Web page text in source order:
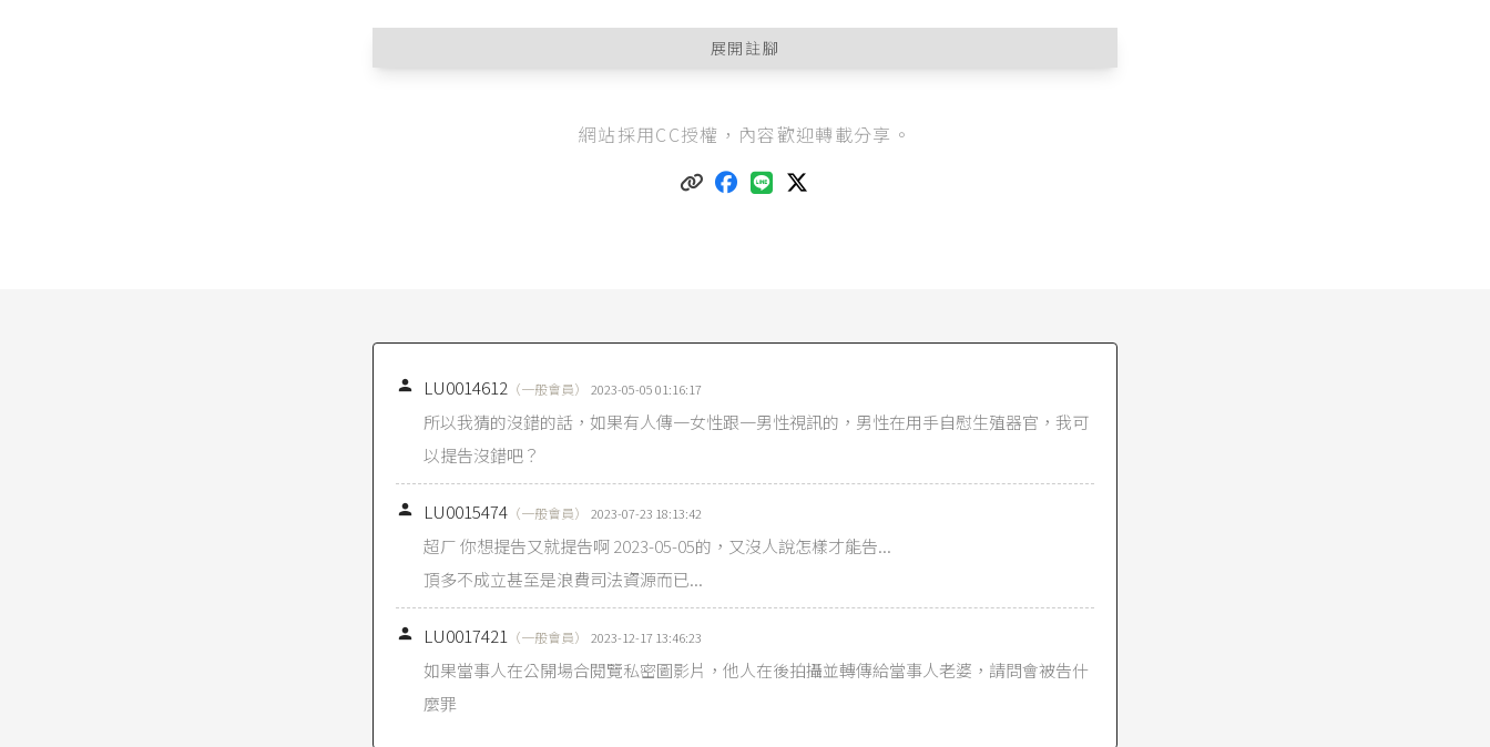
展開註腳
金：……二、無故以錄音、照相、錄影或電磁紀錄竊錄他人非公開之活動、言論、談話或身體
第3項：「製造、散布、播送或販賣前二項或前條第二款竊錄之內容者，依第一
害性的道德感情，有礙於社會風化者為限。」司法院大法官的解釋文是由司法院的大法官（不
憲法意旨，而作成的解釋。解釋結論分可能是法律、行政命令合憲，或是直接無效、定期失效
等。
刑法第235條第1項：「散布、播送或販賣猥褻之文字、圖畫、聲音、影像或其他物品，或公然
陳列，或以他法供人觀覽、聽聞者，處二年以下有期徒刑、拘役或科或併科三萬元以下罰
金。」
臺灣高等法院104年度上訴字第1393號刑事判決 ：「……誹謗罪之成立要件，必須行為人所指摘
毀損他人名譽，應就被指述人之個人條件以及指摘或傳述內容，以一般人之社會通念為客觀之
判斷。」
刑法第310條第1項：「意圖散布於眾，而指摘或傳述足以毀損他人名譽之事者，為誹謗罪，處
一年以下有期徒刑、拘役或五百元以下罰金。」
刑法第310條
網站採用CC授權，內容歡迎轉載分享。
 LU0014612 （一般會員） 2023-05-05 01:16:17
所以我猜的沒錯的話，如果有人傳一女性跟一男性視訊的，男性在用手自慰生殖器官，我可
以提告沒錯吧？
 LU0015474 （一般會員） 2023-07-23 18:13:42
超ㄏ 你想提告又就提告啊 2023-05-05的，又沒人說怎樣才能告...
頂多不成立甚至是浪費司法資源而已...
 LU0017421 （一般會員） 2023-12-17 13:46:23
如果當事人在公開場合閱覽私密圖影片，他人在後拍攝並轉傳給當事人老婆，請問會被告什
麼罪